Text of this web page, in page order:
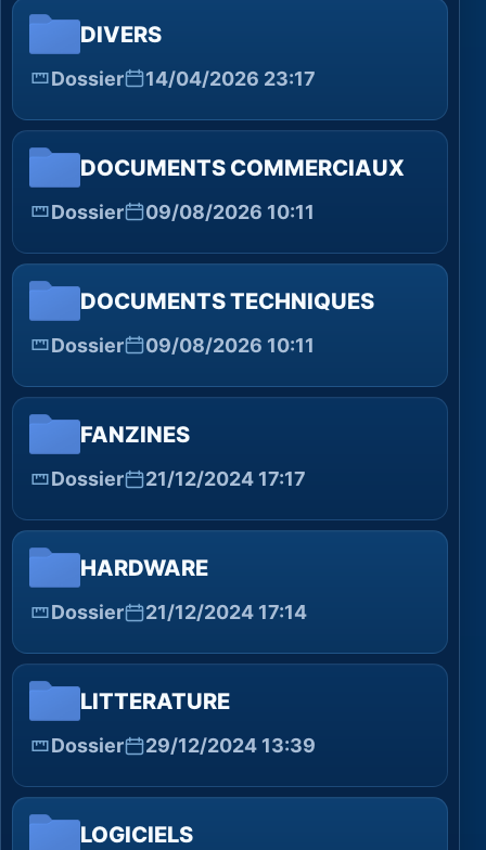
DIVERS
Dossier 14/04/2026 23:17
DOCUMENTS COMMERCIAUX
Dossier 09/08/2026 10:11
DOCUMENTS TECHNIQUES
Dossier 09/08/2026 10:11
FANZINES
Dossier 21/12/2024 17:17
HARDWARE
Dossier 21/12/2024 17:14
LITTERATURE
Dossier 29/12/2024 13:39
LOGICIELS